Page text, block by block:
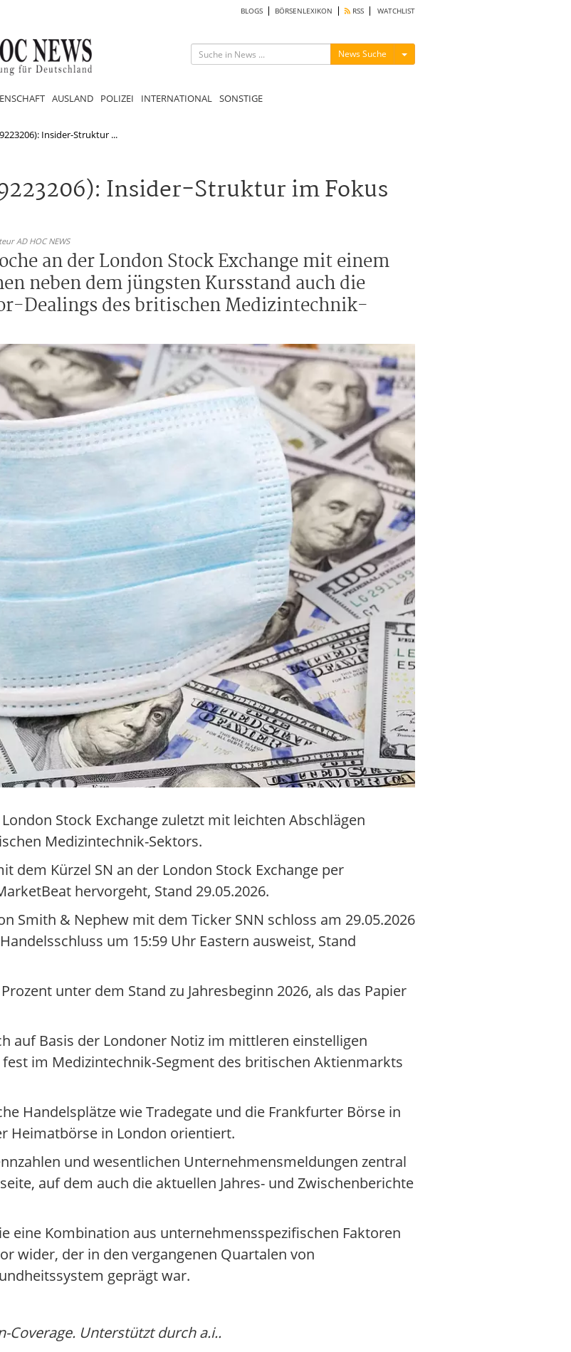
BLOGS BÖRSENLEXIKON RSS WATCHLIST
News Suche Menü ein-/ausblenden
AUSLAND POLIZEI INTERNATIONAL SONSTIGE
Insider-Struktur ...
Insider-Struktur im Fokus
AD HOC NEWS
an der London Stock Exchange mit einem
neben dem jüngsten Kursstand auch die
Dealings des britischen Medizintechnik-
Stock Exchange zuletzt mit leichten Abschlägen
Medizintechnik-Sektors.
Kürzel SN an der London Stock Exchange per
hervorgeht, Stand 29.05.2026.
Smith & Nephew mit dem Ticker SNN schloss am 29.05.2026
um 15:59 Uhr Eastern ausweist, Stand
unter dem Stand zu Jahresbeginn 2026, als das Papier
auf Basis der Londoner Notiz im mittleren einstelligen
im Medizintechnik-Segment des britischen Aktienmarkts
Handelsplätze wie Tradegate und die Frankfurter Börse in
Heimatbörse in London orientiert.
und wesentlichen Unternehmensmeldungen zentral
auf dem auch die aktuellen Jahres- und Zwischenberichte
eine Kombination aus unternehmensspezifischen Faktoren
wider, der in den vergangenen Quartalen von
geprägt war.
Coverage. Unterstützt durch a.i..